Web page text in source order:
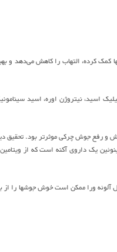
کمک کرده، التهاب را کاهش می‌دهد و
اسید، نیتروژن اوره، اسید
و رفع جوش چرکی موثرتر بود. تحقیق
آلوئه ورا ممکن است خوش جوشها را از